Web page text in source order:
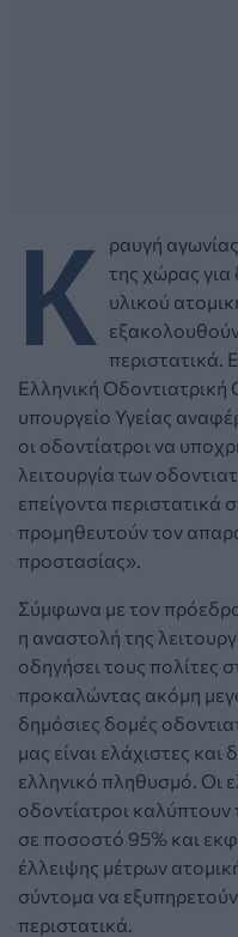
Κ
ραυγή
της χώρας για
υλικού
περιστατικά.
Ελληνική
υπουργείο Υγείας
οι οδοντίατροι να
λειτουργία των
επείγοντα περιστατικά
προμηθευτούν τον
προστασίας».
Σύμφωνα με τον
η αναστολή της
οδηγήσει τους πολίτες
προκαλώντας ακόμη
δημόσιες δομές
μας είναι ελάχιστες
ελληνικό πληθυσμό. Οι
οδοντίατροι καλύπτουν
σε ποσοστό 95% και
έλλειψης μέτρων
σύντομα να
περιστατικά.